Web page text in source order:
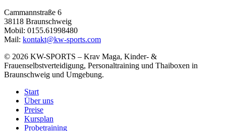
Cammannstraße 6
38118 Braunschweig
Mobil: 0155.61998480
Mail: kontakt@kw-sports.com
© 2026 KW-SPORTS – Krav Maga, Kinder- &
Frauenselbstverteidigung, Personaltraining und Thaiboxen in
Braunschweig und Umgebung.
Start
Über uns
Preise
Kursplan
Probetraining